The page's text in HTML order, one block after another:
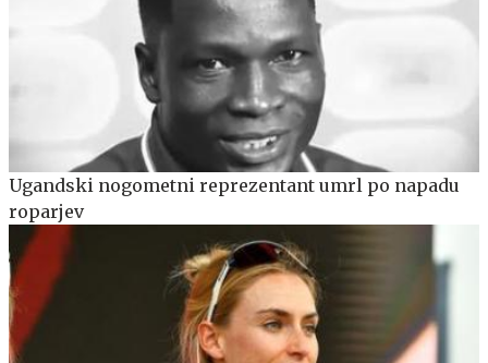
Ugandski nogometni reprezentant umrl po napadu
roparjev